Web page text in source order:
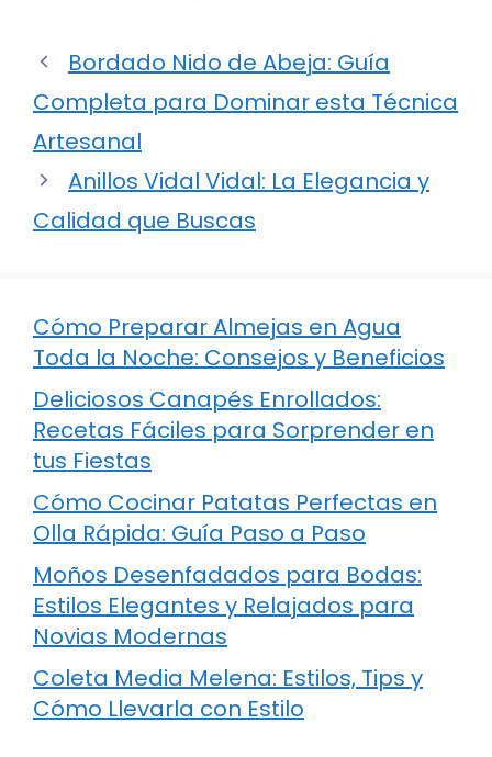
Bordado Nido de Abeja: Guía
Completa para Dominar esta Técnica
Artesanal
Anillos Vidal Vidal: La Elegancia y
Calidad que Buscas
Cómo Preparar Almejas en Agua
Toda la Noche: Consejos y Beneficios
Deliciosos Canapés Enrollados:
Recetas Fáciles para Sorprender en
tus Fiestas
Cómo Cocinar Patatas Perfectas en
Olla Rápida: Guía Paso a Paso
Moños Desenfadados para Bodas:
Estilos Elegantes y Relajados para
Novias Modernas
Coleta Media Melena: Estilos, Tips y
Cómo Llevarla con Estilo